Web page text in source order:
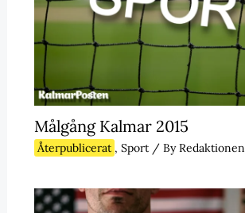
Målgång Kalmar 2015
Återpublicerat , Sport/ ByRedaktionen